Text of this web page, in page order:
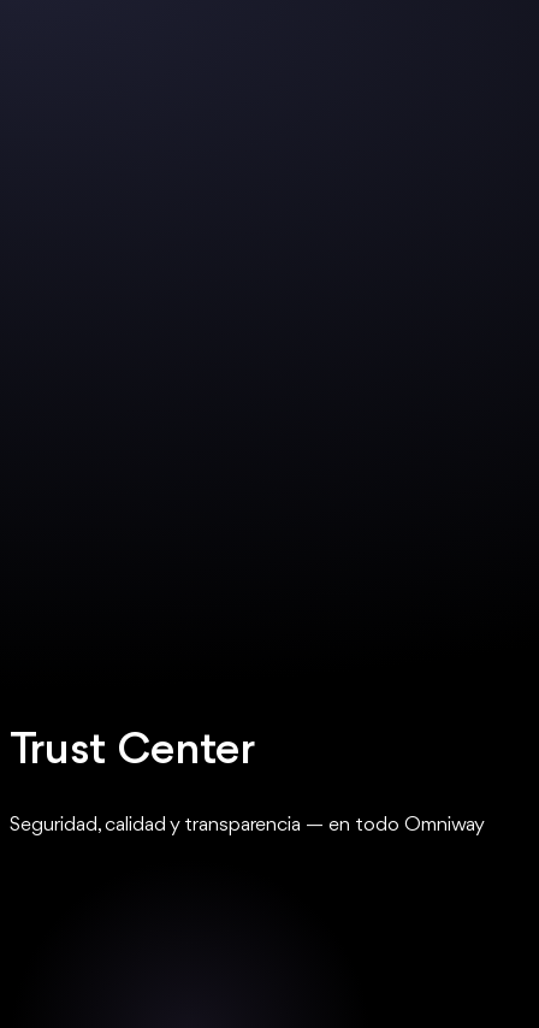
Trust Center
Seguridad, calidad y transparencia — en todo Omniway